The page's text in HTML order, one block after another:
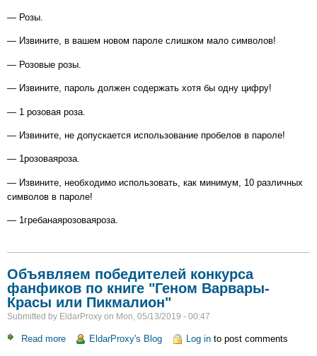
— Розы.
— Извините, в вашем новом пароле слишком мало символов!
— Розовые розы.
— Извините, пароль должен содержать хотя бы одну цифру!
— 1 розовая роза.
— Извините, не допускается использование пробелов в пароле!
— 1розоваяроза.
— Извините, необходимо использовать, как минимум, 10 различных
символов в пароле!
— 1гребанаярозоваяроза.
Объявляем победителей конкурса
фанфиков по книге "Геном Варвары-
Красы или Пикмалион"
Submitted by EldarProxy on Mon, 05/13/2019 - 00:47
Read more about EldarProxy's Blog Log into post comments